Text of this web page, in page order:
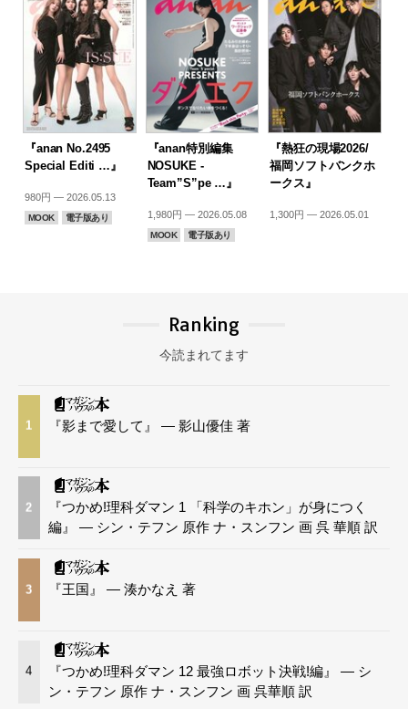
『anan No.2495
Special Editi …』
980円 — 2026.05.13
MOOK 電子版あり
『anan特別編集
NOSUKE -
Team”S”pe …』
1,980円 — 2026.05.08
MOOK 電子版あり
『熱狂の現場2026/
福岡ソフトバンクホ
ークス』
1,300円 — 2026.05.01
Ranking
今読まれてます
1 『影まで愛して』 — 影山優佳 著
2
『つかめ!理科ダマン 1 「科学のキホン」が身につく
編』 — シン・テフン 原作 ナ・スンフン 画 呉 華順 訳
3 『王国』 — 湊かなえ 著
4
『つかめ!理科ダマン 12 最強ロボット決戦!編』 — シ
ン・テフン 原作 ナ・スンフン 画 呉華順 訳